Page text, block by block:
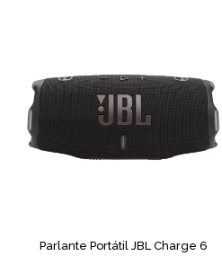
Parlante Portátil JBL Charge 6